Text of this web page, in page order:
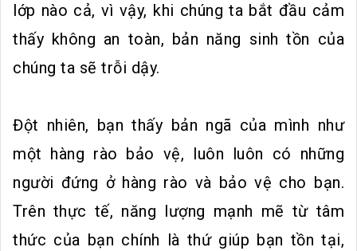
lớp nào cả, vì vậy, khi chúng ta bắt đầu cảm
thấy không an toàn, bản năng sinh tồn của
chúng ta sẽ trỗi dậy.
Đột nhiên, bạn thấy bản ngã của mình như
một hàng rào bảo vệ, luôn luôn có những
người đứng ở hàng rào và bảo vệ cho bạn.
Trên thực tế, năng lượng mạnh mẽ từ tâm
thức của bạn chính là thứ giúp bạn tồn tại,